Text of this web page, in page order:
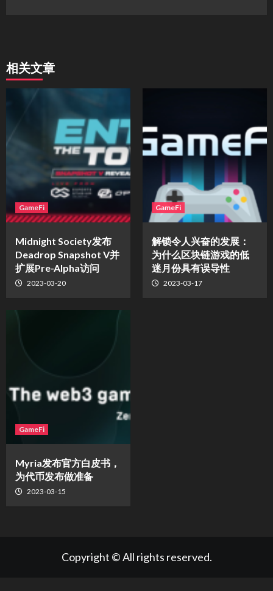
相关文章
GameFi
Midnight Society发布
Deadrop Snapshot V并
扩展Pre-Alpha访问
2023-03-20
GameFi
解锁令人兴奋的发展：
为什么区块链游戏的低
迷月份具有误导性
2023-03-17
GameFi
Myria发布官方白皮书，
为代币发布做准备
2023-03-15
Copyright © All rights reserved.